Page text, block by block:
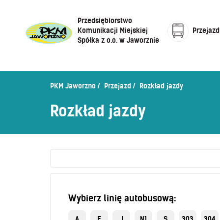
Przedsiębiorstwo
Komunikacji Miejskiej
Spółka z o.o. w Jaworznie
Przejazd
Rozkład jazdy
Zaplanuj podróż –
Sprzedaż biletów u kierowców
PKM Jaworzno Przejazd Rozkład jazdy
Rozkład jazdy
Wybierz linię autobusową: